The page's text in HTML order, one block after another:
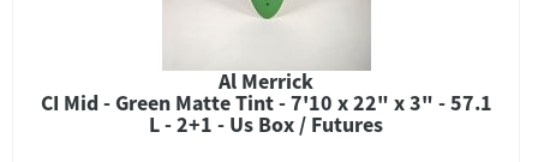
Al Merrick
CI Mid - Green Matte Tint - 7'10 x 22" x 3" - 57.1
L - 2+1 - Us Box / Futures